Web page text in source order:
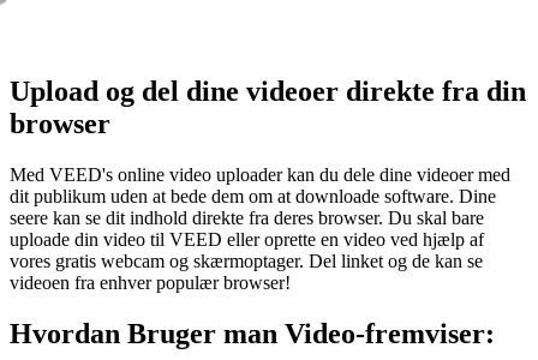
Upload og del dine videoer direkte fra din
browser
Med VEED's online video uploader kan du dele dine videoer med
dit publikum uden at bede dem om at downloade software. Dine
seere kan se dit indhold direkte fra deres browser. Du skal bare
uploade din video til VEED eller oprette en video ved hjælp af
vores gratis webcam og skærmoptager. Del linket og de kan se
videoen fra enhver populær browser!
Hvordan Bruger man Video-fremviser: